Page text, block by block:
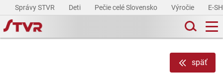
Správy STVR Deti Pečie celé Slovensko Výročie E-
späť